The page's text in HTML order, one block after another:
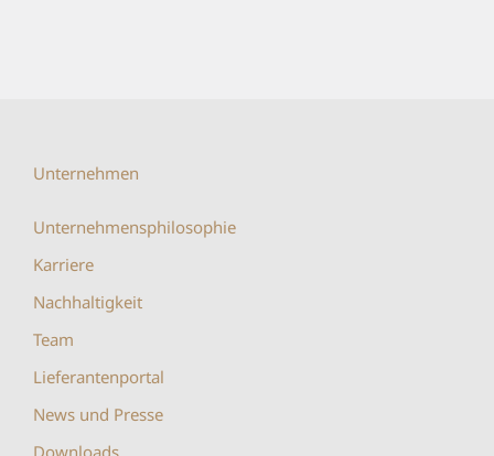
Unternehmen
Unternehmensphilosophie
Karriere
Nachhaltigkeit
Team
Lieferantenportal
News und Presse
Downloads